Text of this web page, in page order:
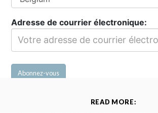
Adresse de courrier électronique:
READ MORE: